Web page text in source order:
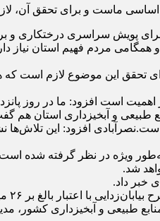
ماست و برای تحقق آن،
پویش سراسری درختکاری و
و همگامی مردم فهیم استان
این موضوع لازم است که
است افزود: ما در روز
طبیعی و آبخیزداری استان هم
افزود: این
ویژه در نظر گرفته شده
طبیعی و آبخیزداری کشور،